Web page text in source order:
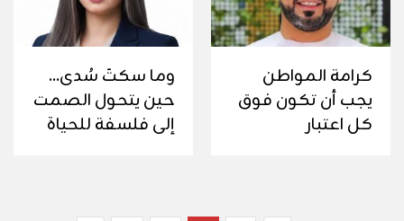
كرامة المواطن
يجب أن تكون فوق
كل اعتبار
وما سكتَ سُدى...
حين يتحول الصمت
إلى فلسفة للحياة